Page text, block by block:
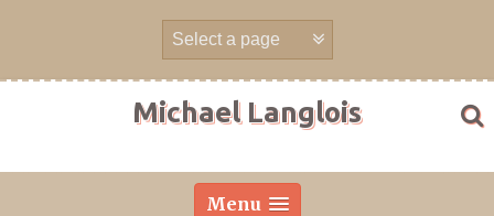
Michael Langlois
Menu